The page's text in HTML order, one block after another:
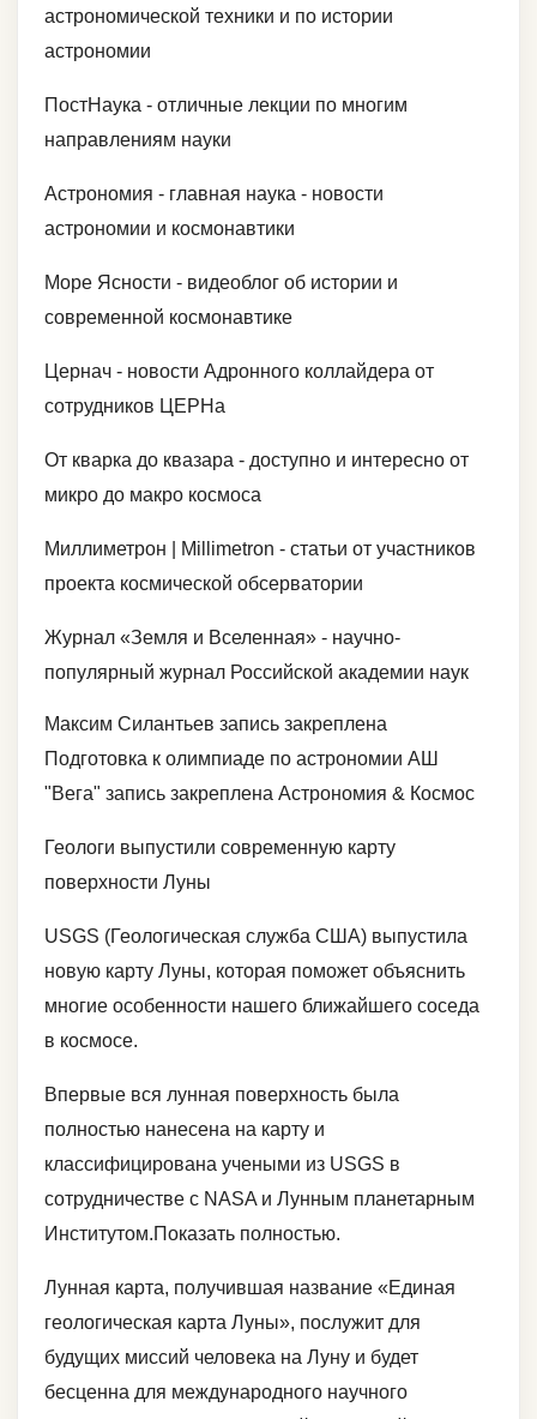
астрономической техники и по истории
астрономии
ПостНаука - отличные лекции по многим
направлениям науки
Астрономия - главная наука - новости
астрономии и космонавтики
Море Ясности - видеоблог об истории и
современной космонавтике
Цернач - новости Адронного коллайдера от
сотрудников ЦЕРНа
От кварка до квазара - доступно и интересно от
микро до макро космоса
Миллиметрон | Millimetron - статьи от участников
проекта космической обсерватории
Журнал «Земля и Вселенная» - научно-
популярный журнал Российской академии наук
Максим Силантьев запись закреплена
Подготовка к олимпиаде по астрономии АШ
"Вега" запись закреплена Астрономия & Космос
Геологи выпустили современную карту
поверхности Луны
USGS (Геологическая служба США) выпустила
новую карту Луны, которая поможет объяснить
многие особенности нашего ближайшего соседа
в космосе.
Впервые вся лунная поверхность была
полностью нанесена на карту и
классифицирована учеными из USGS в
сотрудничестве с NASA и Лунным планетарным
Институтом.Показать полностью.
Лунная карта, получившая название «Единая
геологическая карта Луны», послужит для
будущих миссий человека на Луну и будет
бесценна для международного научного